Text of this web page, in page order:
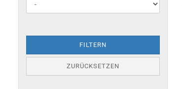
FILTERN
ZURÜCKSETZEN